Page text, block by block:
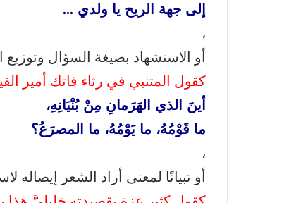
إلى جهة الريح يا ولدي …
،
أو الاستشهاد بصيغة السؤال وتوزيع
كقول المتنبي في رثاء فاتك أمير
أينَ الذي الهَرَمانِ مِنْ بُنْيَانِهِ،
ما قَوْمُهُ، ما يَوْمُهُ، ما المصرَعُ؟
،
أو تبيانًا لمعنى أراد الشعر إيصاله